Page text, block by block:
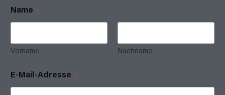
Name *
Vorname Nachname
E-Mail-Adresse *